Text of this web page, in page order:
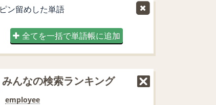
ピン留めした単語
全てを一括で単語帳に追加
みんなの検索ランキング
employee